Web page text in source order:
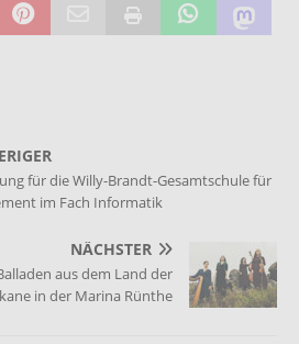
für die Willy-Brandt-Gesamtschule für
im Fach Informatik
NÄCHSTER
aus dem Land der
in der Marina Rünthe